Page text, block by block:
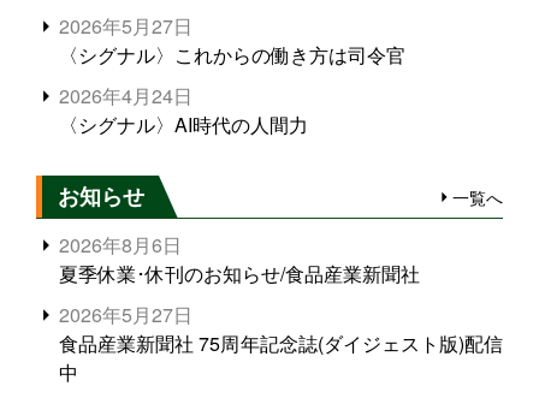
2026年5月27日
〈シグナル〉これからの働き方は司令官
2026年4月24日
〈シグナル〉AI時代の人間力
お知らせ 一覧へ
2026年8月6日
夏季休業･休刊のお知らせ/食品産業新聞社
2026年5月27日
食品産業新聞社 75周年記念誌(ダイジェスト版)配信
中